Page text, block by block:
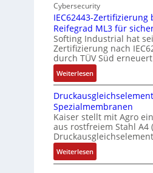
g
e
d
u
t
r
i
e
-
P
C
l
ä
s
s
b
i
f
u
n
k
m
o
d
u
l
e
b
r
Cybersecurity
IEC62443-Zertifizierung
Reifegrad ML3 für
Softing Industrial hat
Zertifizierung nach
durch TÜV Süd
Weiterlesen:
I
E
C
6
2
4
4
3
Spezialmembranen
Kaiser stellt mit Agro
aus rostfreiem Stahl A4
Weiterlesen:
D